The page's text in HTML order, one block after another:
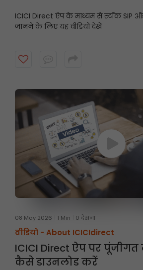
ICICI Direct ऐप के माध्यम से स्टॉक SIP
जानने के लिए यह वीडियो देखें
08 May 2026 1 Min 0 देखना
वीडियो - About ICICIdirect
ICICI Direct ऐप पर
कैसे डाउनलोड करें